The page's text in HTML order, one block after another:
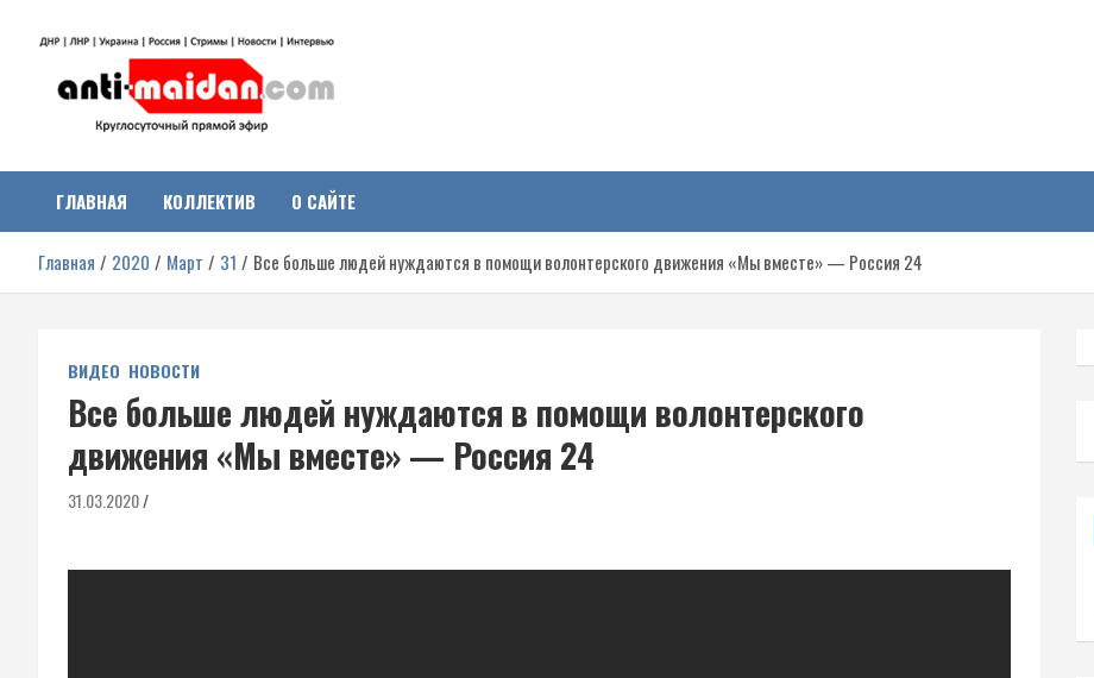
Антимайдан:
Гражданская война на
Украине
о гражданской войне на Украине, включая события в Новороссии,
ДНР, ЛНР и других регионах.
ГЛАВНАЯ КОЛЛЕКТИВ О САЙТЕ
Главная 2020 Март 31 Все больше людей нуждаются в помощи волонтерского движения «Мы вместе» — Россия 24
ВИДЕО НОВОСТИ
Все больше людей нуждаются в помощи волонтерского
движения «Мы вместе» — Россия 24
31.03.2020